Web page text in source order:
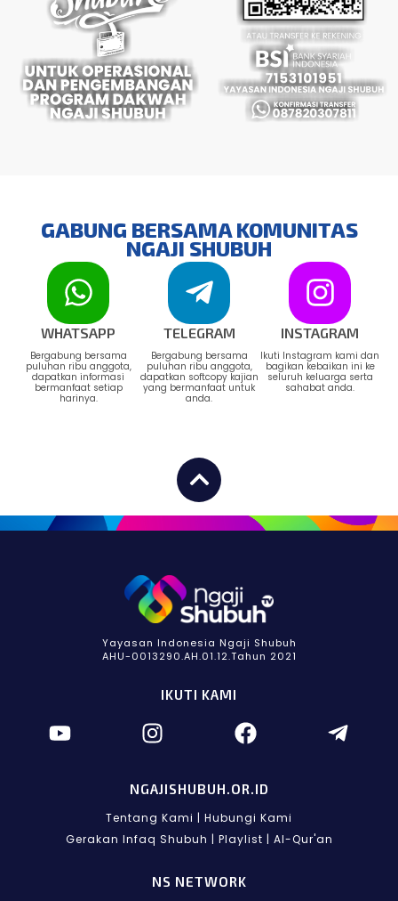
GABUNG BERSAMA KOMUNITAS
NGAJI SHUBUH
WHATSAPP
Bergabung bersama
puluhan ribu anggota,
dapatkan informasi
bermanfaat setiap
harinya.
TELEGRAM
Bergabung bersama
puluhan ribu anggota,
dapatkan softcopy kajian
yang bermanfaat untuk
anda.
INSTAGRAM
Ikuti Instagram kami dan
bagikan kebaikan ini ke
seluruh keluarga serta
sahabat anda.
Yayasan Indonesia Ngaji Shubuh
AHU-0013290.AH.01.12.Tahun 2021
IKUTI KAMI
NGAJISHUBUH.OR.ID
Tentang Kami | Hubungi Kami
Gerakan Infaq Shubuh | Playlist | Al-Qur'an
NS NETWORK